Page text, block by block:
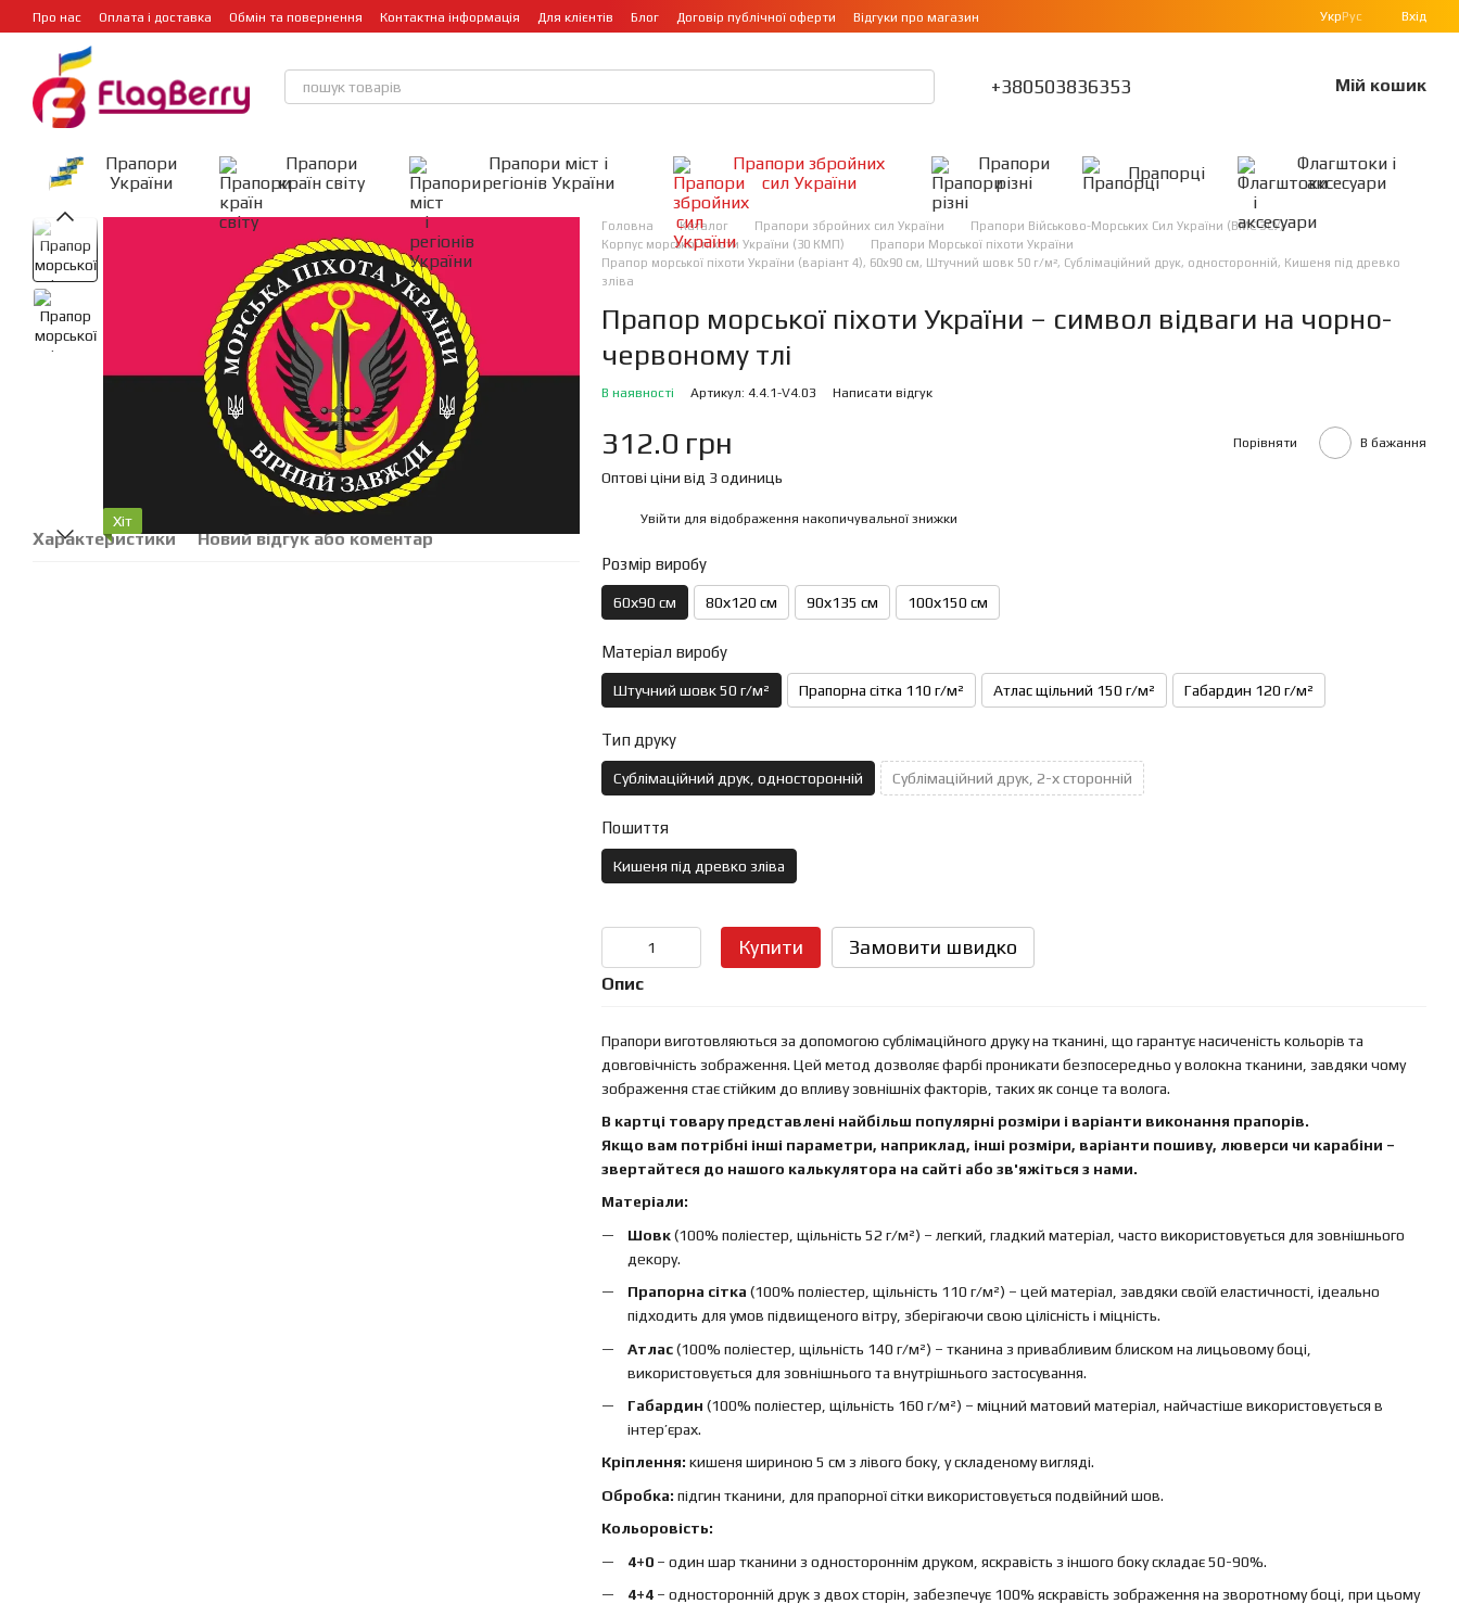
Перейти до основного контенту
Про нас Оплата і доставка Обмін та повернення Контактна інформація Для клієнтів Блог Договір публічної оферти Відгуки про магазин УкрРус Вхід
+380503836353 Мій кошик
Прапори
України
Прапори
країн світу
Прапори міст і
регіонів України
Прапори збройних
сил України
Прапори
різні
Прапорці
Флагштоки і
аксесуари
Хіт
Характеристики Новий відгук або коментар
Головна Каталог Прапори збройних сил України
Прапори Військово-Морських Сил України (ВМС ЗСУ)
Корпус морської піхоти України (30 КМП)
Прапори Морської піхоти України
Прапор морської піхоти України (варіант 4), 60х90 см, Штучний шовк 50 г/м², Сублімаційний друк, односторонній, Кишеня під древко
зліва
Прапор морської піхоти України – символ відваги на чорно-
червоному тлі
В наявності Артикул: 4.4.1-V4.03 Написати відгук
312.0 грн Порівняти В бажання
Оптові ціни від 3 одиниць
Увійти для відображення накопичувальної знижки
Розмір виробу
60х90 см 80х120 см 90х135 см 100х150 см
Матеріал виробу
Штучний шовк 50 г/м² Прапорна сітка 110 г/м² Атлас щільний 150 г/м² Габардин 120 г/м²
Тип друку
Сублімаційний друк, односторонній Сублімаційний друк, 2-х сторонній
Пошиття
Кишеня під древко зліва
Купити Замовити швидко
Опис
Прапори виготовляються за допомогою сублімаційного друку на тканині, що гарантує насиченість кольорів та
довговічність зображення. Цей метод дозволяє фарбі проникати безпосередньо у волокна тканини, завдяки чому
зображення стає стійким до впливу зовнішніх факторів, таких як сонце та волога.
В картці товару представлені найбільш популярні розміри і варіанти виконання прапорів.
Якщо вам потрібні інші параметри, наприклад, інші розміри, варіанти пошиву, люверси чи карабіни –
звертайтеся до нашого калькулятора на сайті або зв'яжіться з нами.
Матеріали:
Шовк(100% поліестер, щільність 52 г/м²) – легкий, гладкий матеріал, часто використовується для зовнішнього
декору.
Прапорна сітка (100% поліестер, щільність 110 г/м²) – цей матеріал, завдяки своїй еластичності, ідеально
підходить для умов підвищеного вітру, зберігаючи свою цілісність і міцність.
Атлас(100% поліестер, щільність 140 г/м²) – тканина з привабливим блиском на лицьовому боці,
використовується для зовнішнього та внутрішнього застосування.
Габардин (100% поліестер, щільність 160 г/м²) – міцний матовий матеріал, найчастіше використовується в
інтер’єрах.
Кріплення: кишеня шириною 5 см з лівого боку, у складеному вигляді.
Обробка: підгин тканини, для прапорної сітки використовується подвійний шов.
Кольоровість:
4+0– один шар тканини з одностороннім друком, яскравість з іншого боку складає 50-90%.
4+4– односторонній друк з двох сторін, забезпечує 100% яскравість зображення на зворотному боці, при цьому